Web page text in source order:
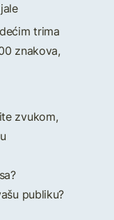
trima
znakova,
zvukom,
publiku?